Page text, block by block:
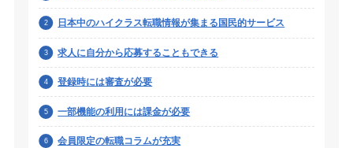
日本中のハイクラス転職情報が集まる国民的サービス
求人に自分から応募することもできる
登録時には審査が必要
一部機能の利用には課金が必要
会員限定の転職コラムが充実